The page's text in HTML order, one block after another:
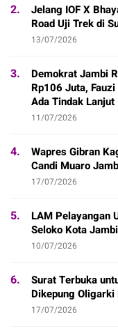
2.
Jelang IOF X
Road Uji Trek di
13/07/2026
3.
Demokrat Jambi
Rp106 Juta,
Ada Tindak Lanjut
11/07/2026
4.
Wapres Gibran
Candi Muaro
17/07/2026
5.
LAM Pelayangan
Seloko Kota
10/07/2026
6.
Surat Terbuka
Dikepung Oligarki
17/07/2026